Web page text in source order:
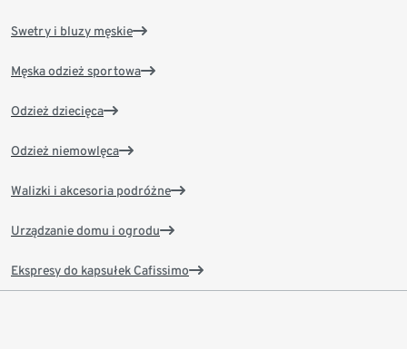
Swetry i bluzy męskie
Męska odzież sportowa
Odzież dziecięca
Odzież niemowlęca
Walizki i akcesoria podróżne
Urządzanie domu i ogrodu
Ekspresy do kapsułek Cafissimo